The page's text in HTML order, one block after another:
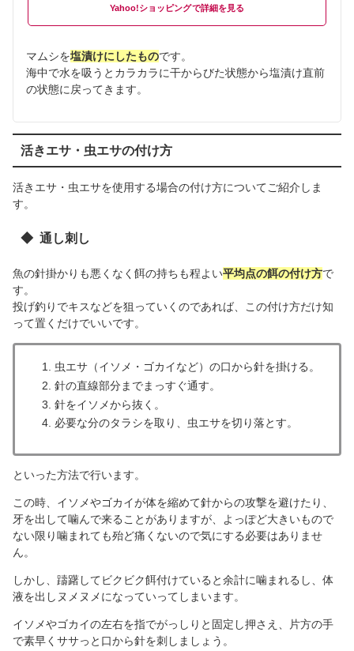
Yahoo!ショッピング
マムシを塩漬けにしたものです。
海中で水を吸うとカラカラに干からびた状態から塩漬け直前
の状態に戻ってきます。
活きエサ・虫エサの付け方
活きエサ・虫エサを使用する場合の付け方についてご紹介しま
す。
通し刺し
魚の針掛かりも悪くなく餌の持ちも程よい平均点の餌の付け方で
す。
投げ釣りでキスなどを狙っていくのであれば、この付け方だけ知
って置くだけでいいです。
虫エサ（イソメ・ゴカイなど）の口から針を掛ける。
針の直線部分までまっすぐ通す。
針をイソメから抜く。
必要な分のタラシを取り、虫エサを切り落とす。
といった方法で行います。
この時、イソメやゴカイが体を縮めて針からの攻撃を避けたり、
牙を出して噛んで来ることがありますが、よっぽど大きいもので
ない限り噛まれても殆ど痛くないので気にする必要はありませ
ん。
しかし、躊躇してビクビク餌付けていると余計に噛まれるし、体
液を出しヌメヌメになっていってしまいます。
イソメやゴカイの左右を指でがっしりと固定し押さえ、片方の手
で素早くササっと口から針を刺しましょう。